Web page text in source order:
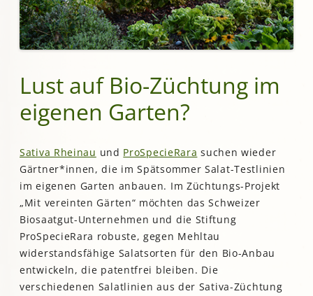
Lust auf Bio-Züchtung im
eigenen Garten?
Sativa Rheinau und ProSpecieRara suchen wieder
Gärtner*innen, die im Spätsommer Salat-Testlinien
im eigenen Garten anbauen. Im Züchtungs-Projekt
„Mit vereinten Gärten“ möchten das Schweizer
Biosaatgut-Unternehmen und die Stiftung
ProSpecieRara robuste, gegen Mehltau
widerstandsfähige Salatsorten für den Bio-Anbau
entwickeln, die patentfrei bleiben. Die
verschiedenen Salatlinien aus der Sativa-Züchtung